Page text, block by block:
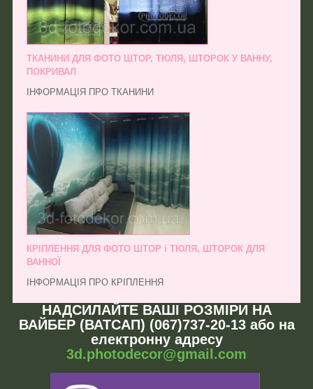
ТКАНИНИ ДЛЯ ФОТО ШТОР, ТЮЛЯ, ШТОРОК У ВАННУ,
ПОКРИВАЛ
ІНФОРМАЦІЯ ПРО ТКАНИНИ
КРІПЛЕННЯ ДЛЯ ФОТО ШТОР і ТЮЛЯ, ШТОРОК ДЛЯ
ВАННОЇ
ІНФОРМАЦІЯ ПРО КРІПЛЕННЯ
НАДСИЛАЙТЕ ВАШІ РОЗМІРИ НА
ВАЙБЕР (ВАТСАП) (067)737-20-13 або на
електронну адресу
3d.photodecor@gmail.com